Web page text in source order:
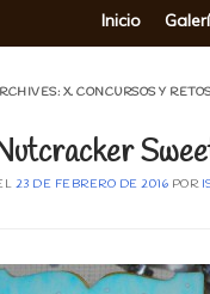
Inicio
X. CONCURSOS Y
23 DE FEBRERO DE 2016 POR